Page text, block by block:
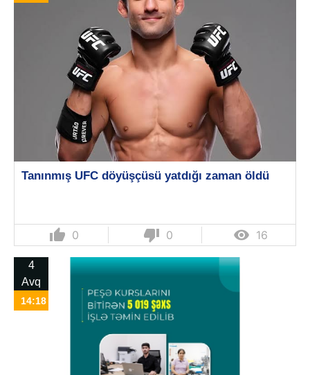
Tanınmış UFC döyüşçüsü yatdığı zaman öldü
thumb_up 0 thumb_down 0  16
4
Avq
14:18